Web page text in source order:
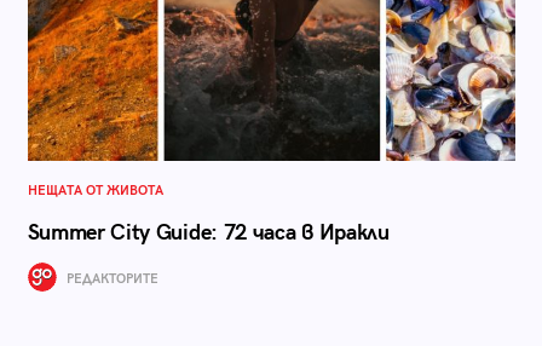
НЕЩАТА ОТ ЖИВОТА
Summer City Guide: 72 часа в Иракли
РЕДАКТОРИТЕ